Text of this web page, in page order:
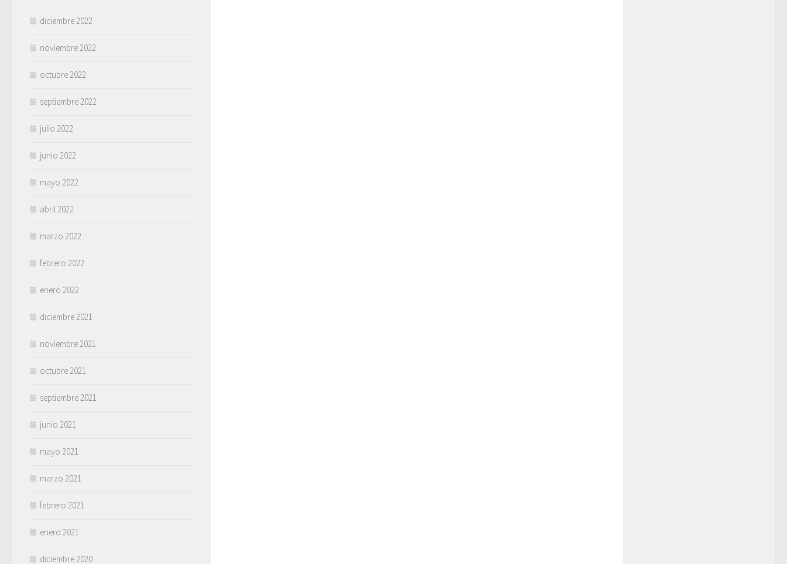
diciembre 2022
noviembre 2022
octubre 2022
septiembre 2022
julio 2022
junio 2022
mayo 2022
abril 2022
marzo 2022
febrero 2022
enero 2022
diciembre 2021
noviembre 2021
octubre 2021
septiembre 2021
junio 2021
mayo 2021
marzo 2021
febrero 2021
enero 2021
diciembre 2020